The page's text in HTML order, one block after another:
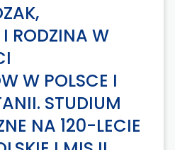
RODZINA W
W POLSCE I
STUDIUM
NA 120-LECIE